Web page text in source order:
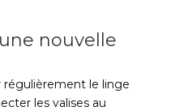
nouvelle
le linge
les valises au